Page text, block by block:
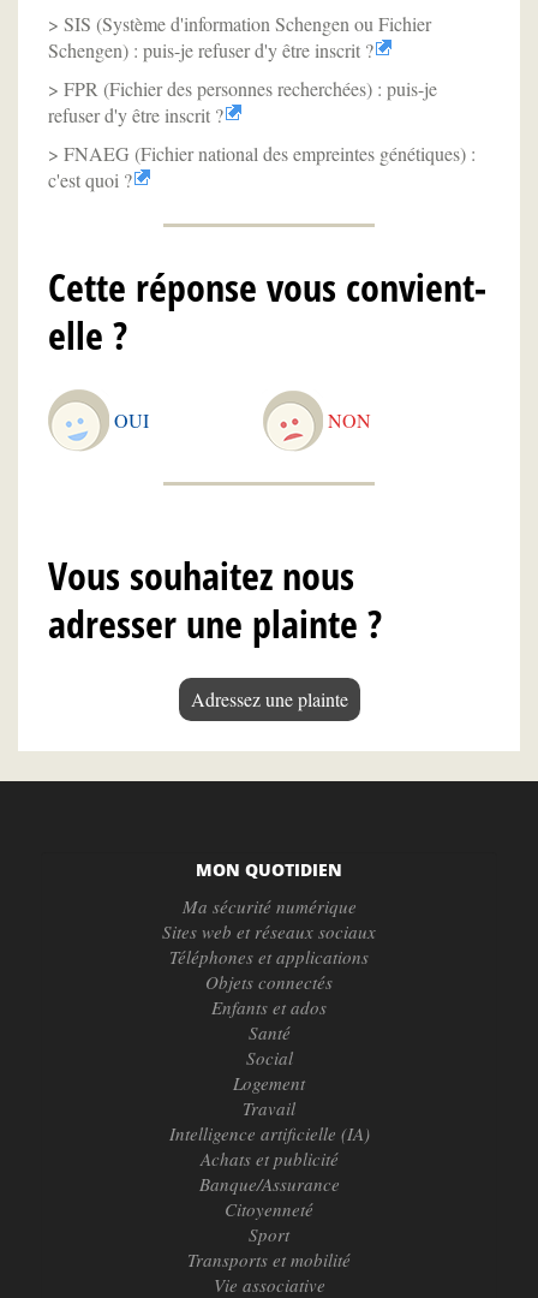
SIS (Système d'information Schengen ou Fichier
Schengen) : puis-je refuser d'y être inscrit ?
FPR (Fichier des personnes recherchées) : puis-je
refuser d'y être inscrit ?
FNAEG (Fichier national des empreintes génétiques) :
c'est quoi ?
Cette réponse vous convient-
elle ?
OUI NON
Vous souhaitez nous
adresser une plainte ?
Adressez une plainte
MON QUOTIDIEN
Ma sécurité numérique
Sites web et réseaux sociaux
Téléphones et applications
Objets connectés
Enfants et ados
Santé
Social
Logement
Travail
Intelligence artificielle (IA)
Achats et publicité
Banque/Assurance
Citoyenneté
Sport
Transports et mobilité
Vie associative